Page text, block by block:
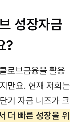
성장자금
?
클로브금융을 활용
만요. 현재 저희는
기 자금 니즈가 크
더 빠른 성장을 위